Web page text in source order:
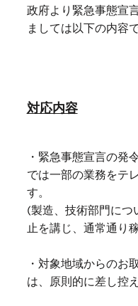
政府より緊急事態宣
ましては以下の内容
対応内容
・緊急事態宣言の発
では一部の業務をテ
す。
(製造、技術部門につ
止を講じ、通常通り
・対象地域からのお
は、原則的に差し控